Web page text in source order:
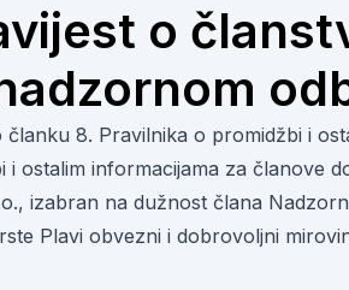
o
članku 8. Pravilnika o promidžbi i
i ostalim informacijama za članove
izabran na dužnost člana
Plavi obvezni i dobrovoljni